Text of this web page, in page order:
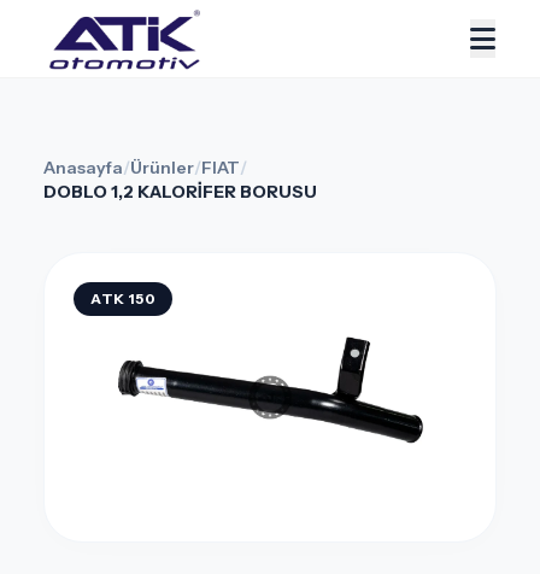
Anasayfa/Ürünler/FIAT/
DOBLO 1,2 KALORİFER BORUSU
ATK 150